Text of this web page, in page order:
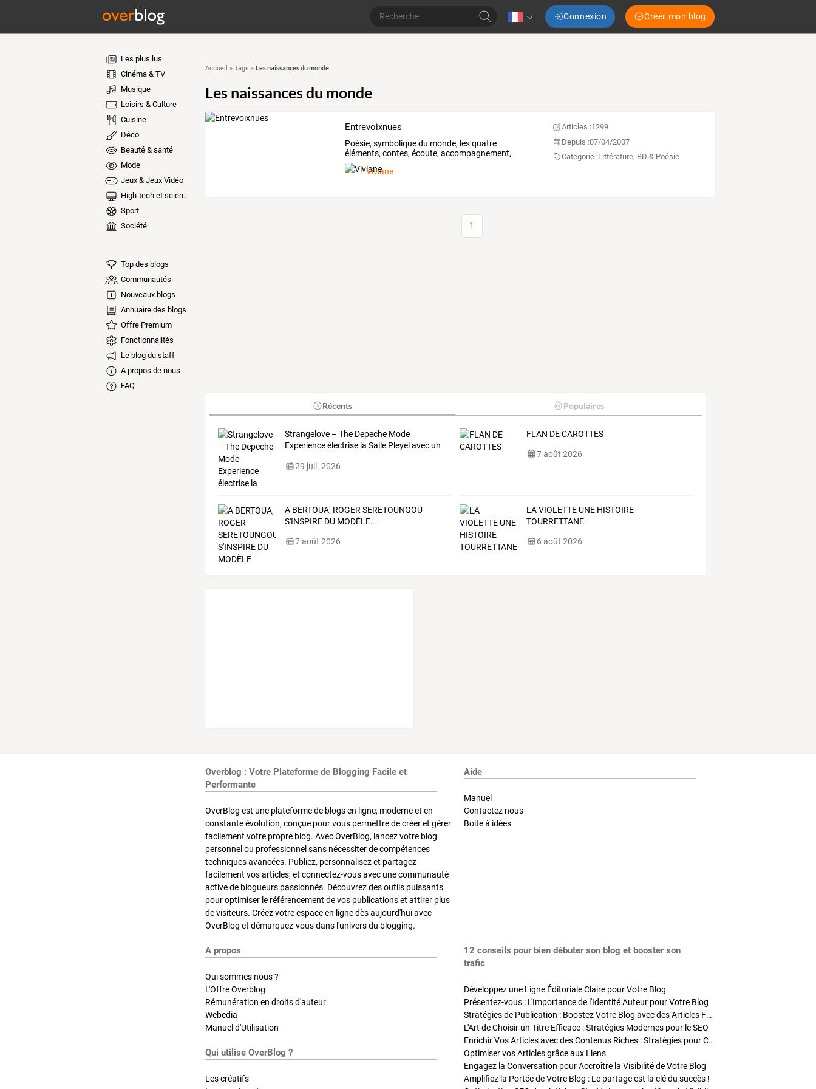
Connexion Créer mon blog
Les plus lus
Cinéma & TV
Musique
Loisirs & Culture
Cuisine
Déco
Beauté & santé
Mode
Jeux & Jeux Vidéo
High-tech et sciences
Sport
Société
Top des blogs
Communautés
Nouveaux blogs
Annuaire des blogs
Offre Premium
Fonctionnalités
Le blog du staff
A propos de nous
FAQ
Accueil » Tags » Les naissances du monde
Les naissances du monde
Entrevoixnues
Poésie, symbolique du monde, les quatre
éléments, contes, écoute, accompagnement,
musique
Viviane
Articles :1299
Depuis :07/04/2007
Categorie :Littérature, BD & Poésie
1
Récents Populaires
Strangelove– TheDepecheMode
Experienceélectrisela SallePleyel avecun
29 juil. 2026
FLAN DE CAROTTES
7 août 2026
ABERTOUA, ROGER SERETOUNGOU
S'INSPIREDUMODÈLE…
7 août 2026
LA VIOLETTE UNE HISTOIRE
TOURRETTANE
6 août 2026
Overblog : Votre Plateforme de Blogging Facile et
Performante
OverBlog est une plateforme de blogs en ligne, moderne et en
constante évolution, conçue pour vous permettre de créer et gérer
facilement votre propre blog. Avec OverBlog, lancez votre blog
personnel ou professionnel sans nécessiter de compétences
techniques avancées. Publiez, personnalisez et partagez
facilement vos articles, et connectez-vous avec une communauté
active de blogueurs passionnés. Découvrez des outils puissants
pour optimiser le référencement de vos publications et attirer plus
de visiteurs. Créez votre espace en ligne dès aujourd'hui avec
OverBlog et démarquez-vous dans l'univers du blogging.
Aide
Manuel
Contactez nous
Boite à idées
A propos
Qui sommes nous ?
L'Offre Overblog
Rémunération en droits d'auteur
Webedia
Manuel d'Utilisation
Qui utilise OverBlog ?
Les créatifs
12 conseils pour bien débuter son blog et booster son
trafic
Développez une Ligne Éditoriale Claire pour Votre Blog
Présentez-vous : L'Importance de l'Identité Auteur pour Votre Blog
Stratégies de Publication : Boostez Votre Blog avec des Articles Fréquents et Exclusifs
L'Art de Choisir un Titre Efficace : Stratégies Modernes pour le SEO
Enrichir Vos Articles avec des Contenus Riches : Stratégies pour Captiver et Optimiser
Optimiser vos Articles grâce aux Liens
Engagez la Conversation pour Accroître la Visibilité de Votre Blog
Amplifiez la Portée de Votre Blog : Le partage est la clé du succès !